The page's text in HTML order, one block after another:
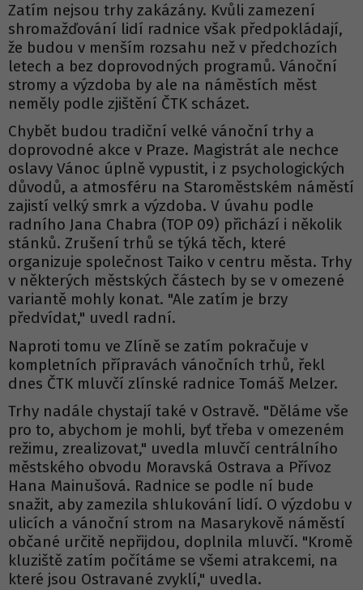
Zatím nejsou trhy zakázány. Kvůli zamezení
shromažďování lidí radnice však předpokládají,
že budou v menším rozsahu než v předchozích
letech a bez doprovodných programů. Vánoční
stromy a výzdoba by ale na náměstích měst
neměly podle zjištění ČTK scházet.
Chybět budou tradiční velké vánoční trhy a
doprovodné akce v Praze. Magistrát ale nechce
oslavy Vánoc úplně vypustit, i z psychologických
důvodů, a atmosféru na Staroměstském náměstí
zajistí velký smrk a výzdoba. V úvahu podle
radního Jana Chabra (TOP 09) přichází i několik
stánků. Zrušení trhů se týká těch, které
organizuje společnost Taiko v centru města. Trhy
v některých městských částech by se v omezené
variantě mohly konat. "Ale zatím je brzy
předvídat," uvedl radní.
Naproti tomu ve Zlíně se zatím pokračuje v
kompletních přípravách vánočních trhů, řekl
dnes ČTK mluvčí zlínské radnice Tomáš Melzer.
Trhy nadále chystají také v Ostravě. "Děláme vše
pro to, abychom je mohli, byť třeba v omezeném
režimu, zrealizovat," uvedla mluvčí centrálního
městského obvodu Moravská Ostrava a Přívoz
Hana Mainušová. Radnice se podle ní bude
snažit, aby zamezila shlukování lidí. O výzdobu v
ulicích a vánoční strom na Masarykově náměstí
občané určitě nepřijdou, doplnila mluvčí. "Kromě
kluziště zatím počítáme se všemi atrakcemi, na
které jsou Ostravané zvyklí," uvedla.